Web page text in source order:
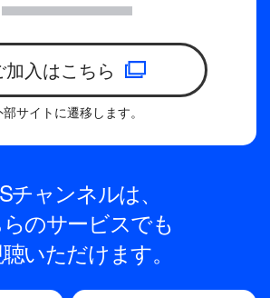
加入はこちら
サイトに遷移します。
チャンネルは、
のサービスでも
いただけます。